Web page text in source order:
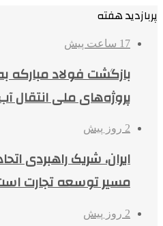
پربازدید هفته
17 ساعت پیش
بازگشت فولاد مبارکه
پروژه‌های ملی انتقال
2 روز پیش
ایران، شریک راهبردی
مسیر توسعه تجارت
2 روز پیش